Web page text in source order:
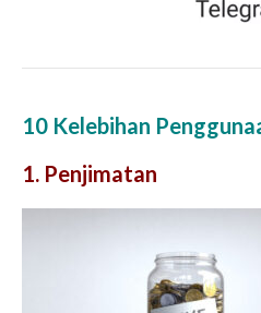
10 Kelebihan
1. Penjimatan